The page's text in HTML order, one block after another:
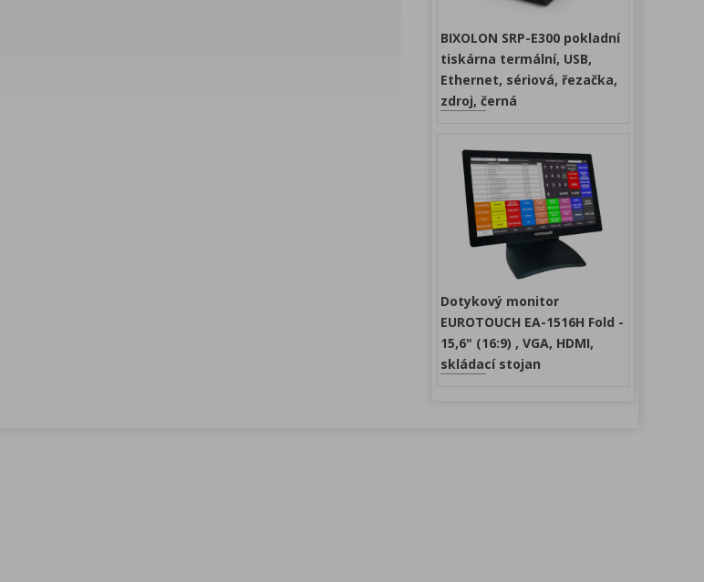
BIXOLON SRP-E300 pokladní
tiskárna termální, USB,
Ethernet, sériová, řezačka,
zdroj, černá
Dotykový monitor
EUROTOUCH EA-1516H Fold -
15,6" (16:9) , VGA, HDMI,
skládací stojan